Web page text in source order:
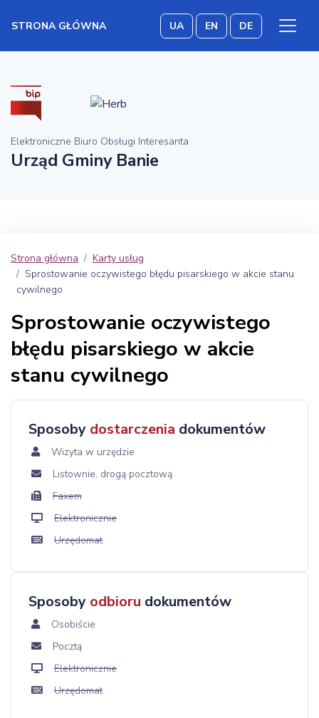
STRONA GŁÓWNA UA EN DE
Elektroniczne Biuro Obsługi Interesanta
Urząd Gminy Banie
Strona główna
Karty usług
Sprostowanie oczywistego błędu pisarskiego w akcie stanu
cywilnego
Sprostowanie oczywistego
błędu pisarskiego w akcie
stanu cywilnego
Sposoby dostarczenia dokumentów
Wizyta w urzędzie
Listownie, drogą pocztową
Faxem
Elektronicznie
Urzędomat
Sposoby odbioru dokumentów
Osobiście
Pocztą
Elektronicznie
Urzędomat